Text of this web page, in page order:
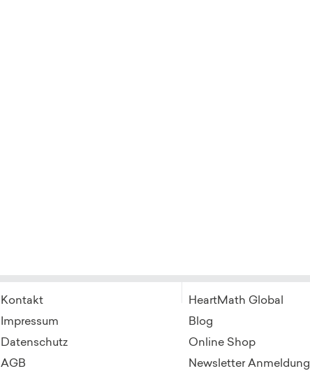
Kontakt
Impressum
Datenschutz
AGB
HeartMath Global
Blog
Online Shop
Newsletter Anmeldung